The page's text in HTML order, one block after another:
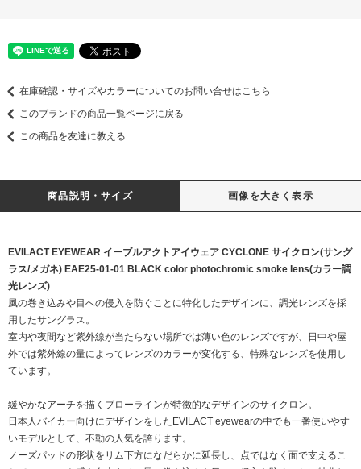
在庫確認・サイズやカラーについてのお問い合せはこちら
このブランドの商品一覧ページに戻る
この商品を友達に教える
商品説明・サイズ 画像を大きく表示
EVILACT EYEWEAR イーブルアクトアイウェア CYCLONE サイクロン(サング
ラス/メガネ) EAE25-01-01 BLACK color photochromic smoke lens(カラー調
光レンズ)
風の巻き込みや目への侵入を防ぐことに特化したデザインに、調光レンズを採
用したサングラス。
室内や夜間など紫外線が当たらない場所では薄い色のレンズですが、日中や屋
外では紫外線の量によってレンズのカラーが変化する、特殊なレンズを使用し
ています。
緩やかなアーチを描くブローラインが特徴的なデザインのサイクロン。
日本人バイカー向けにデザインをしたEVILACT eyewearの中でも一番使いやす
いモデルとして、不動の人気を誇ります。
ノーズパッドの形状をリム下方になだらかに延長し、点ではなく面で支えるこ